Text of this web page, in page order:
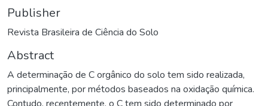
Publisher
Revista Brasileira de Ciência do Solo
Abstract
A determinação de C orgânico do solo tem sido realizada,
principalmente, por métodos baseados na oxidação química.